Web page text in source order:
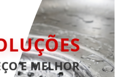
E MELHOR